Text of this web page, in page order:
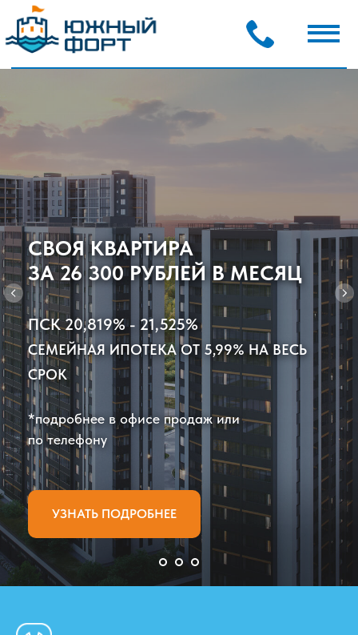
СВОЯ КВАРТИРА
ЗА 26 300 РУБЛЕЙ В МЕСЯЦ
ПСК 20,819% - 21,525%
СЕМЕЙНАЯ ИПОТЕКА ОТ 5,99% НА ВЕСЬ
СРОК
*подробнее в офисе продаж или
по телефону
УЗНАТЬ ПОДРОБНЕЕ